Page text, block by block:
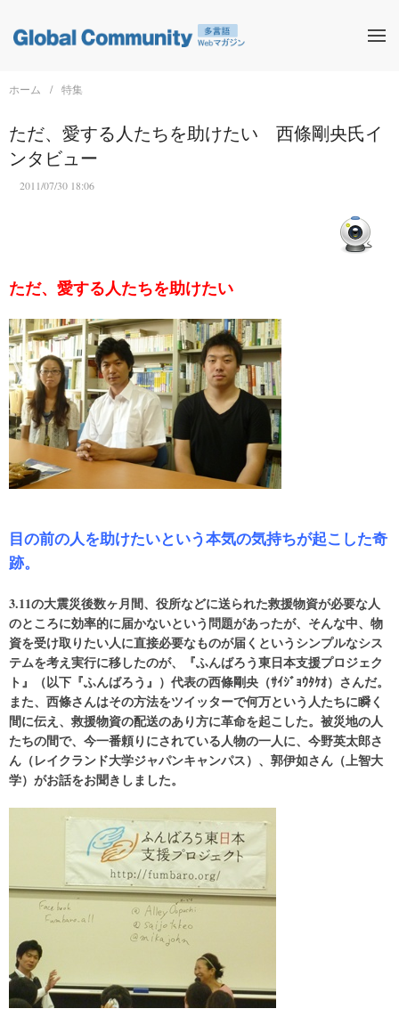
ホーム 特集
ただ、愛する人たちを助けたい 西條剛央氏イ
ンタビュー
2011/07/30 18:06
ただ、愛する人たちを助けたい
目の前の人を助けたいという本気の気持ちが起こした奇
跡。
3.11の大震災後数ヶ月間、役所などに送られた救援物資が必要な人
のところに効率的に届かないという問題があったが、そんな中、物
資を受け取りたい人に直接必要なものが届くというシンプルなシス
テムを考え実行に移したのが、『ふんばろう東日本支援プロジェク
ト』（以下『ふんばろう』）代表の西條剛央（ｻｲｼﾞｮｳﾀｹｵ）さんだ。
また、西條さんはその方法をツイッターで何万という人たちに瞬く
間に伝え、救援物資の配送のあり方に革命を起こした。被災地の人
たちの間で、今一番頼りにされている人物の一人に、今野英太郎さ
ん（レイクランド大学ジャパンキャンパス）、郭伊如さん（上智大
学）がお話をお聞きしました。